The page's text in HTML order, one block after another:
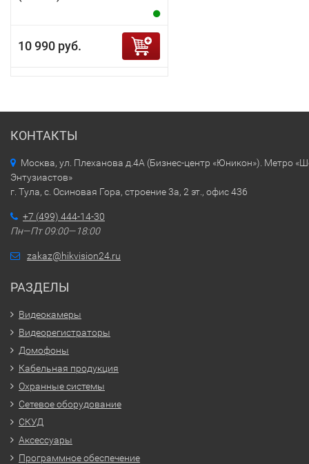
10 990 руб.
КОНТАКТЫ
Москва, ул. Плеханова д.4А (Бизнес-центр «Юникон»). Метро
Энтузиастов»
г. Тула, с. Осиновая Гора, строение 3а, 2 эт., офис 436
+7 (499) 444-14-30
Пн—Пт 09:00—18:00
zakaz@hikvision24.ru
РАЗДЕЛЫ
Видеокамеры
Видеорегистраторы
Домофоны
Кабельная продукция
Охранные системы
Сетевое оборудование
СКУД
Аксессуары
Программное обеспечение